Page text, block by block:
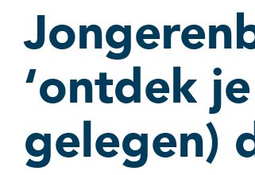
‘ontdek
gelegen)